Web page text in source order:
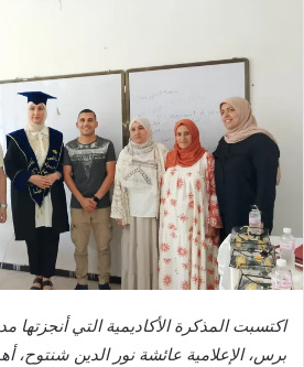
اكتسبت المذكرة الأكاديمية التي أنجزتها
برس، الإعلامية عائشة نور الدين شنتوح،